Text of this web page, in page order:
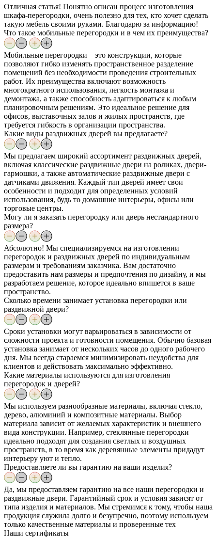
Отличная статья! Понятно описан процесс изготовления
шкафа-перегородки, очень полезно для тех, кто хочет сделать
такую мебель своими руками. Благодарю за информацию!
Что такое мобильные перегородки и в чем их преимущества?
Мобильные перегородки – это конструкции, которые
позволяют гибко изменять пространственное разделение
помещений без необходимости проведения строительных
работ. Их преимущества включают возможность
многократного использования, легкость монтажа и
демонтажа, а также способность адаптироваться к любым
планировочным решениям. Это идеальное решение для
офисов, выставочных залов и жилых пространств, где
требуется гибкость в организации пространства.
Какие виды раздвижных дверей вы предлагаете?
Мы предлагаем широкий ассортимент раздвижных дверей,
включая классические раздвижные двери на роликах, двери-
гармошки, а также автоматические раздвижные двери с
датчиками движения. Каждый тип дверей имеет свои
особенности и подходит для определенных условий
использования, будь то домашние интерьеры, офисы или
торговые центры.
Могу ли я заказать перегородку или дверь нестандартного
размера?
Абсолютно! Мы специализируемся на изготовлении
перегородок и раздвижных дверей по индивидуальным
размерам и требованиям заказчика. Вам достаточно
предоставить нам размеры и предпочтения по дизайну, и мы
разработаем решение, которое идеально впишется в ваше
пространство.
Сколько времени занимает установка перегородки или
раздвижной двери?
Сроки установки могут варьироваться в зависимости от
сложности проекта и готовности помещения. Обычно базовая
установка занимает от нескольких часов до одного рабочего
дня. Мы всегда стараемся минимизировать неудобства для
клиентов и действовать максимально эффективно.
Какие материалы используются для изготовления
перегородок и дверей?
Мы используем разнообразные материалы, включая стекло,
дерево, алюминий и композитные материалы. Выбор
материала зависит от желаемых характеристик и внешнего
вида конструкции. Например, стеклянные перегородки
идеально подходят для создания светлых и воздушных
пространств, в то время как деревянные элементы придадут
интерьеру уют и тепло.
Предоставляете ли вы гарантию на ваши изделия?
Да, мы предоставляем гарантию на все наши перегородки и
раздвижные двери. Гарантийный срок и условия зависят от
типа изделия и материалов. Мы стремимся к тому, чтобы наша
продукция служила долго и безупречно, поэтому используем
только качественные материалы и проверенные тех
Наши сертификаты